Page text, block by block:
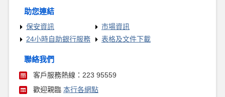
助您連結
保安資訊
市場資訊
24小時自助銀行服務
表格及文件下載
聯絡我們
客戶服務熱線：223 95559
歡迎親臨 本行各網點